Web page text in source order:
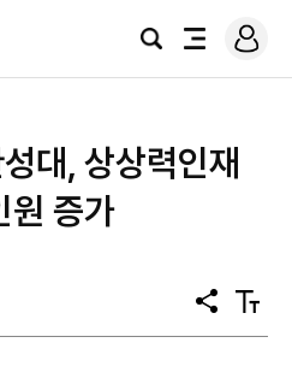
검
전
로
그
대, 상상력인재
원 증가
공
유
텍
스